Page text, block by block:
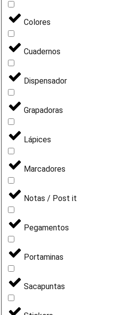
Colores
Cuadernos
Dispensador
Grapadoras
Lápices
Marcadores
Notas / Post it
Pegamentos
Portaminas
Sacapuntas